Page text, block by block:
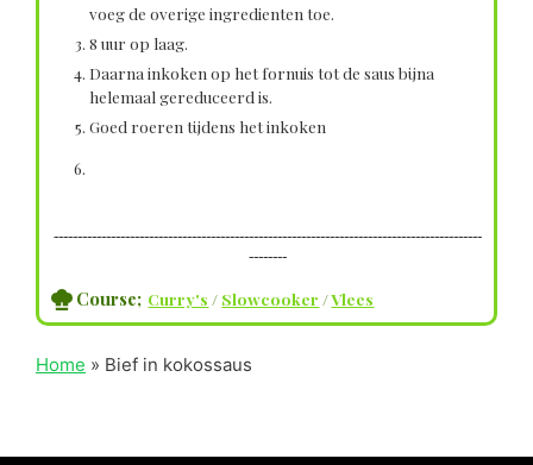
voeg de overige ingredienten toe.
8 uur op laag.
Daarna inkoken op het fornuis tot de saus bijna
helemaal gereduceerd is.
Goed roeren tijdens het inkoken
------------------------------------------------------------------------------------------
--------
Course; Curry's / Slowcooker /Vlees
Home » Bief in kokossaus